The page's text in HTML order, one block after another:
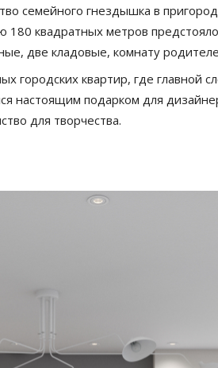
семейного гнездышка в
квадратных метров
две кладовые, комнату
городских квартир, где
настоящим подарком для
для творчества.